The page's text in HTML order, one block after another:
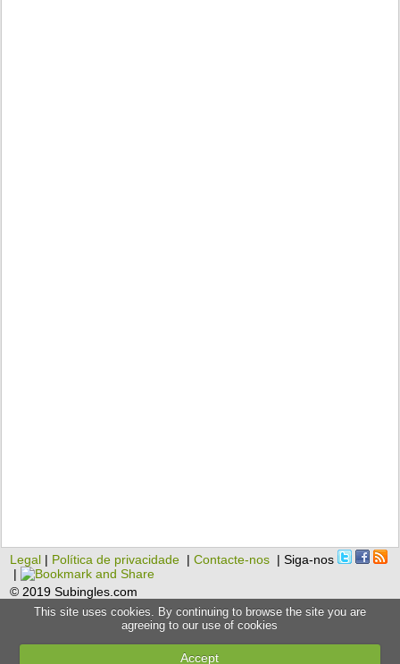
Legal | Política de privacidade |Contacte-nos | Siga-nos
|
© 2019 Subingles.com
This site uses cookies. By continuing to browse the site you are
agreeing to our use of cookies
Accept